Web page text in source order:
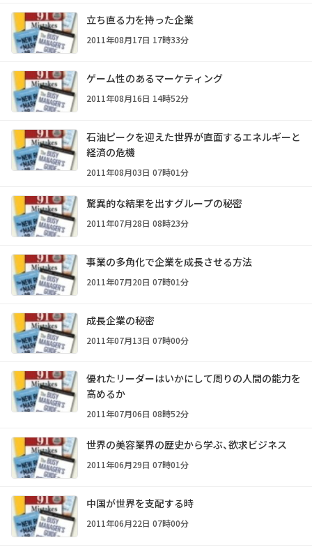
立ち直る力を持った企業
2011年08月17日 17時33分
ゲーム性のあるマーケティング
2011年08月16日 14時52分
石油ピークを迎えた世界が直面するエネルギーと
経済の危機
2011年08月03日 07時01分
驚異的な結果を出すグループの秘密
2011年07月28日 08時23分
事業の多角化で企業を成長させる方法
2011年07月20日 07時01分
成長企業の秘密
2011年07月13日 07時00分
優れたリーダーはいかにして周りの人間の能力を
高めるか
2011年07月06日 08時52分
世界の美容業界の歴史から学ぶ、欲求ビジネス
2011年06月29日 07時01分
中国が世界を支配する時
2011年06月22日 07時00分